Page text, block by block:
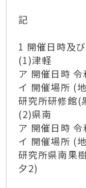
記
1 開催日時及
(1)津軽
ア 開催日時
イ 開催場所 (
研究所研修館(
(2)県南
ア 開催日時
イ 開催場所 (
研究所県南果
夕2)